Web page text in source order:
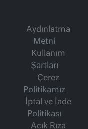
Aydınlatma
Metni
Kullanım
Şartları
Çerez
Politikamız
İptal ve İade
Politikası
Açık Rıza